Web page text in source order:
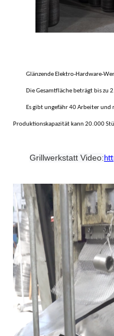
Glänzende Elektro-Hardware-
Die Gesamtfläche beträgt bis zu
Es gibt ungefähr 40 Arbeiter und
Produktionskapazität kann 20.000
Grillwerkstatt Video: